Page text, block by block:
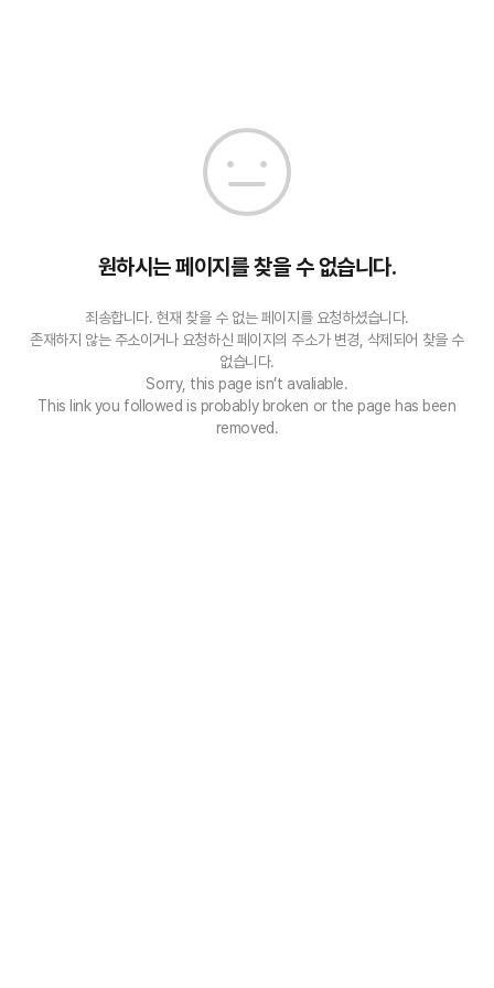
원하시는 페이지를 찾을 수 없습니다.
죄송합니다. 현재 찾을 수 없는 페이지를 요청하셨습니다.
존재하지 않는 주소이거나 요청하신 페이지의 주소가 변경, 삭제되어 찾을 수
없습니다.
Sorry, this page isn’t avaliable.
This link you followed is probably broken or the page has been
removed.